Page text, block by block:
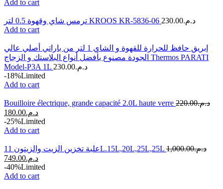
Add to cart
ترمس شاي وقهوة 0.5 لتر KROOS KR-5836-06 د.م.230.00
Add to cart
إبريق حافظ للحرارة للقهوة و الشاي 1 لتر من باراتي أصلي عالي
الجودة مصنوع بأفضل أنواع البلاستك و الزجاج Thermos PARATI
Model-P3A 1L
د.م.230.00
-18%Limited
Add to cart
Bouilloire électrique, grande capacité 2.0L haute verre د.م.220.00
د.م.180.00
-25%Limited
Add to cart
علبة تخزين الزيت والزيتون 11L.15L,20L,25L,25L د.م.1,000.00
د.م.749.00
-40%Limited
Add to cart